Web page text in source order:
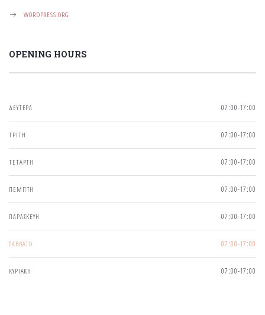
WORDPRESS.ORG
OPENING HOURS
ΔΕΥΤΕΡΑ 07:00-17:00
ΤΡΙΤΗ 07:00-17:00
ΤΕΤΑΡΤΗ 07:00-17:00
ΠΕΜΠΤΗ 07:00-17:00
ΠΑΡΑΣΚΕΥΗ 07:00-17:00
ΣΑΒΒΑΤΟ 07:00-17:00
ΚΥΡΙΑΚΗ 07:00-17:00